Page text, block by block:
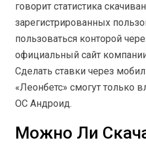
говорит статистика
зарегистрированных
пользоваться конторой
официальный сайт
Сделать ставки через
«Леонбетс» смогут только
ОС Андроид.
Можно Ли